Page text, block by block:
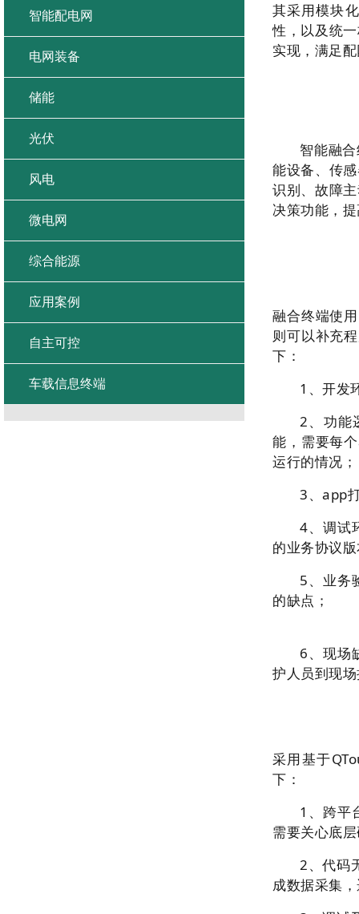
其采用模块
性，以及统
实现，满足
智能融
能设备、传
识别、故障
决策功能，
融合终端使
则可以补充
下：
1、开发
2、功能
能，需要每
运行的情况；
3、app
4、调试
的业务协议
5、业务
的缺点；
6、现场
护人员到现
采用基于
下：
1、跨平
需要关心底
2、代码
成数据采集
智能配电网
电网装备
储能
光伏
风电
微电网
综合能源
应用案例
自主可控
车载信息终端